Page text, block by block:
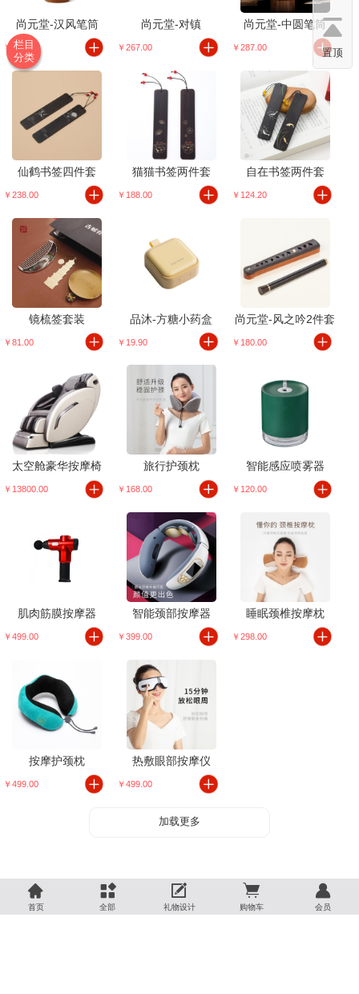
栏目
分类
尚元堂-汉风笔筒
￥277.00
尚元堂-对镇
￥267.00
尚元堂-中圆笔筒
￥287.00
仙鹤书签四件套
￥238.00
猫猫书签两件套
￥188.00
自在书签两件套
￥124.20
镜梳签套装
￥81.00
品沐-方糖小药盒
￥19.90
尚元堂-风之吟2件套
￥180.00
太空舱豪华按摩椅
￥13800.00
旅行护颈枕
￥168.00
智能感应喷雾器
￥120.00
肌肉筋膜按摩器
￥499.00
智能颈部按摩器
￥399.00
睡眠颈椎按摩枕
￥298.00
按摩护颈枕
￥499.00
热敷眼部按摩仪
￥499.00
加载更多

首页

全部

礼物设计

购物车

会员
置顶